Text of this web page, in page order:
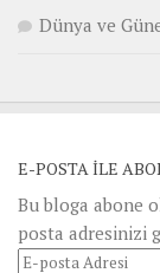
Dünya ve
E-POSTA ILE
Bu bloga abone
posta adresinizi
E-